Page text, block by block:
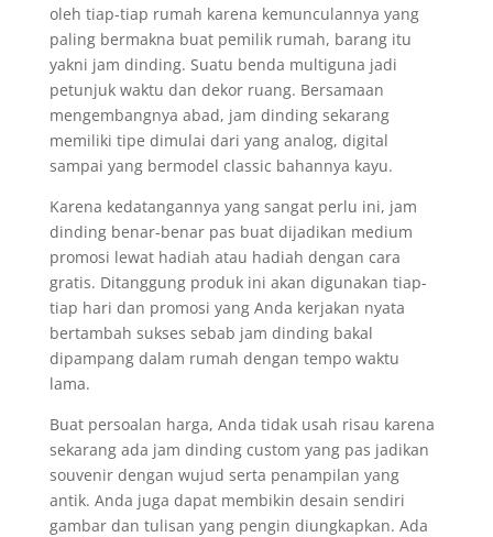
oleh tiap-tiap rumah karena kemunculannya yang
paling bermakna buat pemilik rumah, barang itu
yakni jam dinding. Suatu benda multiguna jadi
petunjuk waktu dan dekor ruang. Bersamaan
mengembangnya abad, jam dinding sekarang
memiliki tipe dimulai dari yang analog, digital
sampai yang bermodel classic bahannya kayu.
Karena kedatangannya yang sangat perlu ini, jam
dinding benar-benar pas buat dijadikan medium
promosi lewat hadiah atau hadiah dengan cara
gratis. Ditanggung produk ini akan digunakan tiap-
tiap hari dan promosi yang Anda kerjakan nyata
bertambah sukses sebab jam dinding bakal
dipampang dalam rumah dengan tempo waktu
lama.
Buat persoalan harga, Anda tidak usah risau karena
sekarang ada jam dinding custom yang pas jadikan
souvenir dengan wujud serta penampilan yang
antik. Anda juga dapat membikin desain sendiri
gambar dan tulisan yang pengin diungkapkan. Ada